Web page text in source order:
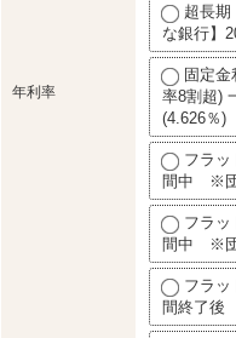
年利率
超長期
な銀行】
固定
率8割超)
(4.626％)
フラッ
間中 ※団
フラッ
間中 ※団
フラッ
間終了後